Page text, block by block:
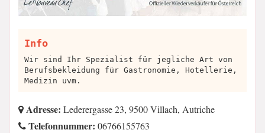
Info
Wir sind Ihr Spezialist für jegliche Art von
Berufsbekleidung für Gastronomie, Hotellerie,
Medizin uvm.
Adresse: Lederergasse 23, 9500 Villach, Autriche
Telefonnummer: 06766155763